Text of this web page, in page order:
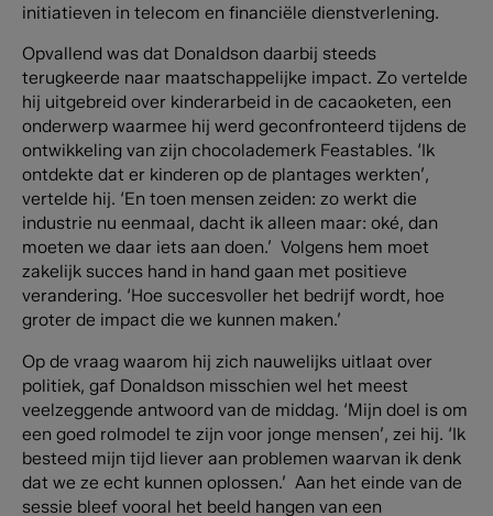
initiatieven in telecom en financiële dienstverlening.
Opvallend was dat Donaldson daarbij steeds
terugkeerde naar maatschappelijke impact. Zo vertelde
hij uitgebreid over kinderarbeid in de cacaoketen, een
onderwerp waarmee hij werd geconfronteerd tijdens de
ontwikkeling van zijn chocolademerk Feastables. ‘Ik
ontdekte dat er kinderen op de plantages werkten’,
vertelde hij. ‘En toen mensen zeiden: zo werkt die
industrie nu eenmaal, dacht ik alleen maar: oké, dan
moeten we daar iets aan doen.’ Volgens hem moet
zakelijk succes hand in hand gaan met positieve
verandering. ‘Hoe succesvoller het bedrijf wordt, hoe
groter de impact die we kunnen maken.’
Op de vraag waarom hij zich nauwelijks uitlaat over
politiek, gaf Donaldson misschien wel het meest
veelzeggende antwoord van de middag. ‘Mijn doel is om
een goed rolmodel te zijn voor jonge mensen’, zei hij. ‘Ik
besteed mijn tijd liever aan problemen waarvan ik denk
dat we ze echt kunnen oplossen.’ Aan het einde van de
sessie bleef vooral het beeld hangen van een